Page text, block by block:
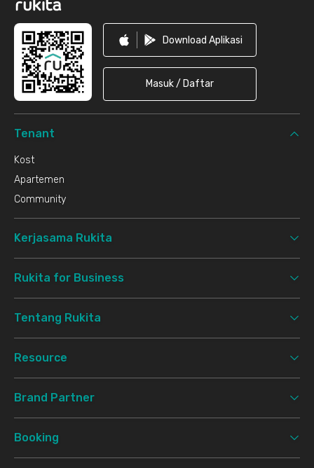
Download Aplikasi
Masuk / Daftar
Tenant
Kost
Apartemen
Community
Kerjasama Rukita
Rukita for Business
Tentang Rukita
Resource
Brand Partner
Booking